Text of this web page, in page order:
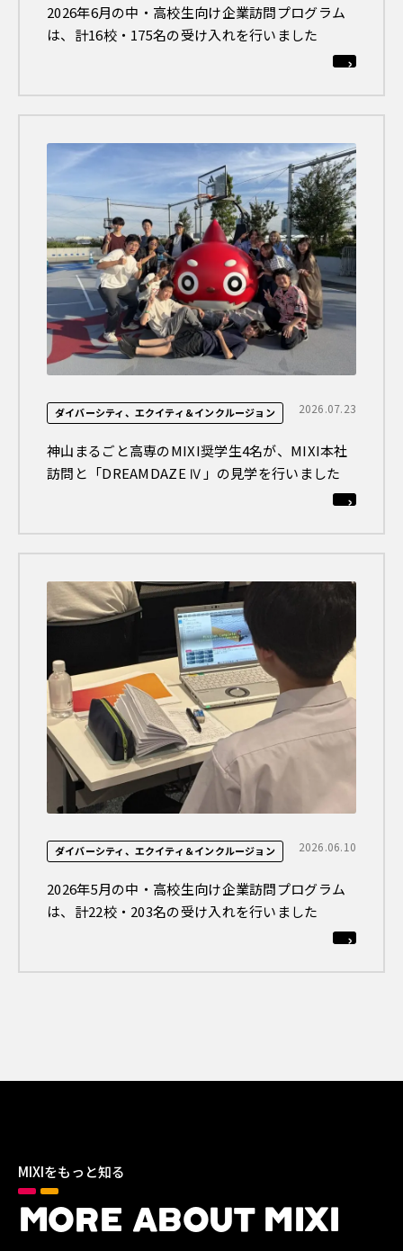
2026年6月の中・高校生向け企業訪問プログラム
は、計16校・175名の受け入れを行いました
ダイバーシティ、エクイティ＆インクルージョン 2026.07.23
神山まるごと高専のMIXI奨学生4名が、MIXI本社
訪問と「DREAMDAZE Ⅳ」の見学を行いました
ダイバーシティ、エクイティ＆インクルージョン 2026.06.10
2026年5月の中・高校生向け企業訪問プログラム
は、計22校・203名の受け入れを行いました
MIXIをもっと知る
MORE ABOUT MIXI